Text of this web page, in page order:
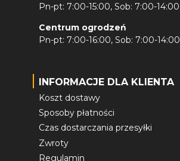
Pn-pt: 7:00-15:00, Sob: 7:00-14:00
Centrum ogrodzeń
Pn-pt: 7:00-16:00, Sob: 7:00-14:00
INFORMACJE DLA KLIENTA
Koszt dostawy
Sposoby płatności
Czas dostarczania przesyłki
Zwroty
Regulamin